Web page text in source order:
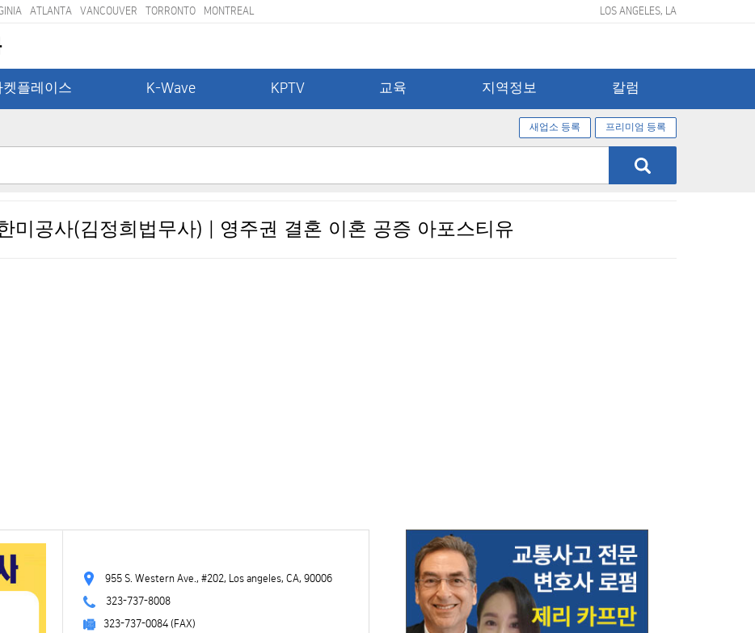
ATLANTA VANCOUVER TORRONTO MONTREAL LOS ANGELES, LA
켓플레이스 K-Wave KPTV 교육 지역정보 칼럼
새업소 등록 프리미엄 등록
미공사(김정희법무사) | 영주권 결혼 이혼 공증 아포스티유
955 S. Western Ave., #202, Los angeles, CA, 90006
323-737-8008
323-737-0084 (FAX)